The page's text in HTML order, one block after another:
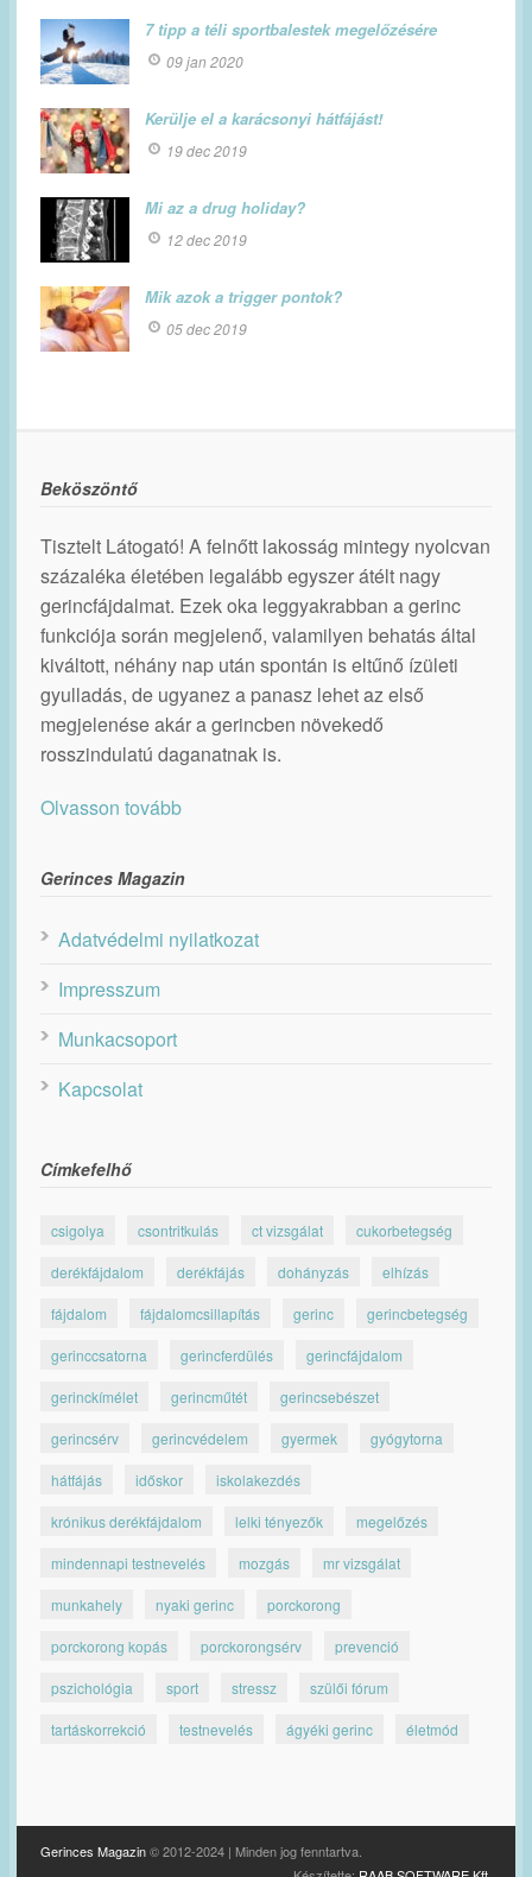
7 tipp a téli sportbalestek megelőzésére
09 jan 2020
Kerülje el a karácsonyi hátfájást!
19 dec 2019
Mi az a drug holiday?
12 dec 2019
Mik azok a trigger pontok?
05 dec 2019
Beköszöntő
Tisztelt Látogató! A felnőtt lakosság mintegy nyolcvan
százaléka életében legalább egyszer átélt nagy
gerincfájdalmat. Ezek oka leggyakrabban a gerinc
funkciója során megjelenő, valamilyen behatás által
kiváltott, néhány nap után spontán is eltűnő ízületi
gyulladás, de ugyanez a panasz lehet az első
megjelenése akár a gerincben növekedő
rosszindulatú daganatnak is.
Olvasson tovább
Gerinces Magazin
Adatvédelmi nyilatkozat
Impresszum
Munkacsoport
Kapcsolat
Címkefelhő
csigolya csontritkulás ct vizsgálat cukorbetegség
derékfájdalom derékfájás dohányzás elhízás
fájdalom fájdalomcsillapítás gerinc gerincbetegség
gerinccsatorna gerincferdülés gerincfájdalom
gerinckímélet gerincműtét gerincsebészet
gerincsérv gerincvédelem gyermek gyógytorna
hátfájás időskor iskolakezdés
krónikus derékfájdalom lelki tényezők megelőzés
mindennapi testnevelés mozgás mr vizsgálat
munkahely nyaki gerinc porckorong
porckorong kopás porckorongsérv prevenció
pszichológia sport stressz szülői fórum
tartáskorrekció testnevelés ágyéki gerinc életmód
Gerinces Magazin© 2012-2024 | Minden jog fenntartva.